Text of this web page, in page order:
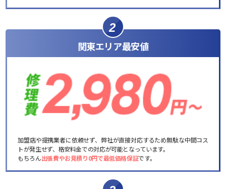
2
関東エリア最安値
加盟店や提携業者に依頼せず、弊社が直接対応するため無駄な中間コス
トが発生せず、格安料金での対応が可能となっています。
もちろん出張費やお見積り0円で最低価格保証です。